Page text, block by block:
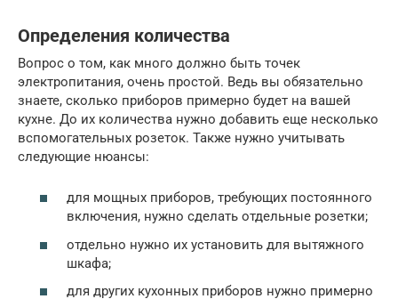
Определения количества
Вопрос о том, как много должно быть точек
электропитания, очень простой. Ведь вы обязательно
знаете, сколько приборов примерно будет на вашей
кухне. До их количества нужно добавить еще несколько
вспомогательных розеток. Также нужно учитывать
следующие нюансы:
для мощных приборов, требующих постоянного
включения, нужно сделать отдельные розетки;
отдельно нужно их установить для вытяжного
шкафа;
для других кухонных приборов нужно примерно